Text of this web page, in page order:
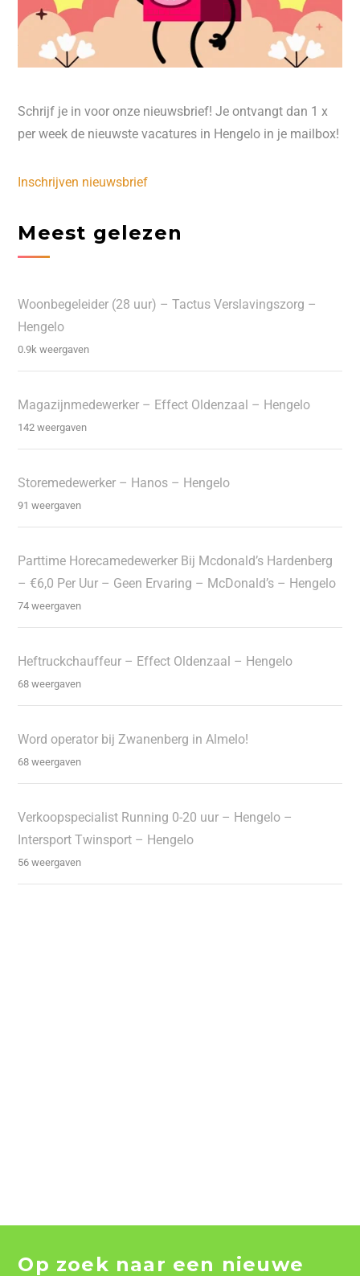
Schrijf je in voor onze nieuwsbrief! Je ontvangt dan 1 x
per week de nieuwste vacatures in Hengelo in je mailbox!
Inschrijven nieuwsbrief
Meest gelezen
Woonbegeleider (28 uur) – Tactus Verslavingszorg –
Hengelo
0.9k weergaven
Magazijnmedewerker – Effect Oldenzaal – Hengelo
142 weergaven
Storemedewerker – Hanos – Hengelo
91 weergaven
Parttime Horecamedewerker Bij Mcdonald’s Hardenberg
– €6,0 Per Uur – Geen Ervaring – McDonald’s – Hengelo
74 weergaven
Heftruckchauffeur – Effect Oldenzaal – Hengelo
68 weergaven
Word operator bij Zwanenberg in Almelo!
68 weergaven
Verkoopspecialist Running 0-20 uur – Hengelo –
Intersport Twinsport – Hengelo
56 weergaven
Op zoek naar een nieuwe